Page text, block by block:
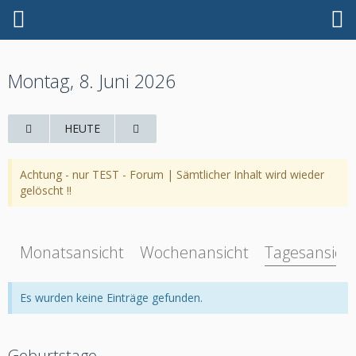
Montag, 8. Juni 2026
HEUTE
Achtung - nur TEST - Forum | Sämtlicher Inhalt wird wieder
gelöscht !!
Monatsansicht Wochenansicht Tagesansicht
Es wurden keine Einträge gefunden.